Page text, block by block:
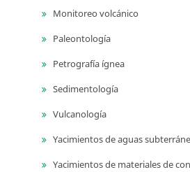
Monitoreo volcánico
Paleontología
Petrografía ígnea
Sedimentología
Vulcanología
Yacimientos de aguas
Yacimientos de materiales de